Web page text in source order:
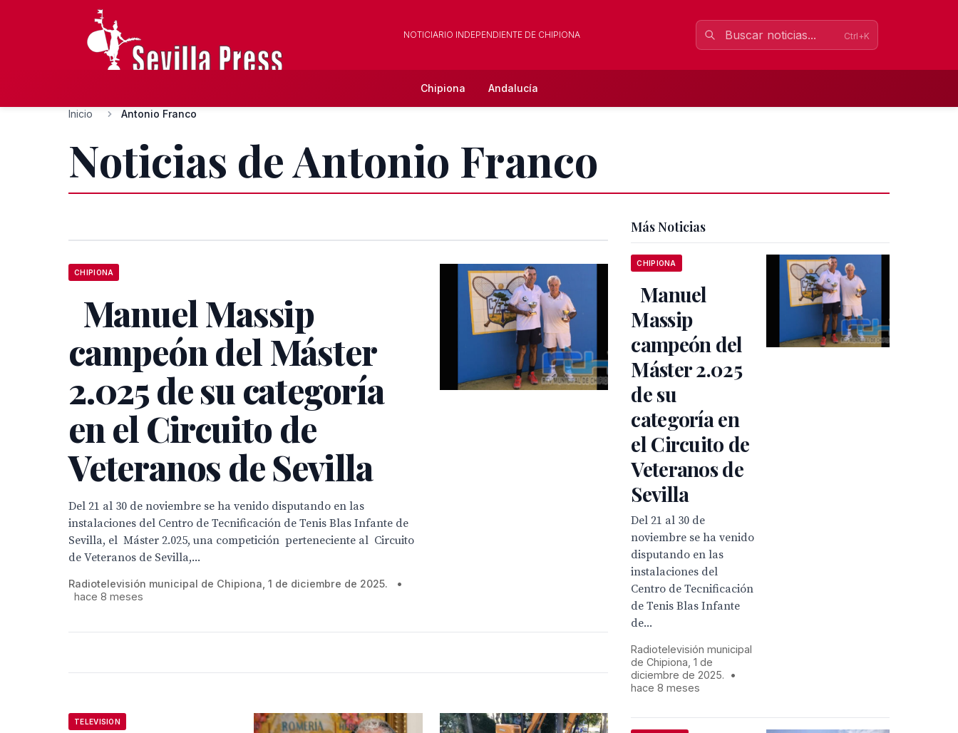
NOTICIARIO INDEPENDIENTE DE CHIPIONA Ctrl+K
Chipiona Andalucía
Inicio Antonio Franco
Noticias de Antonio Franco
CHIPIONA
Manuel Massip
campeón del Máster
2.025 de su categoría
en el Circuito de
Veteranos de Sevilla
Del 21 al 30 de noviembre se ha venido disputando en las
instalaciones del Centro de Tecnificación de Tenis Blas Infante de
Sevilla, el Máster 2.025, una competición perteneciente al Circuito
de Veteranos de Sevilla,...
Radiotelevisión municipal de Chipiona, 1 de diciembre de 2025.
•
hace 8 meses
TELEVISION
Más Noticias
CHIPIONA
Manuel
Massip
campeón del
Máster 2.025
de su
categoría en
el Circuito de
Veteranos de
Sevilla
Del 21 al 30 de
noviembre se ha venido
disputando en las
instalaciones del
Centro de Tecnificación
de Tenis Blas Infante
de...
Radiotelevisión municipal
de Chipiona, 1 de
diciembre de 2025.
•
hace 8 meses